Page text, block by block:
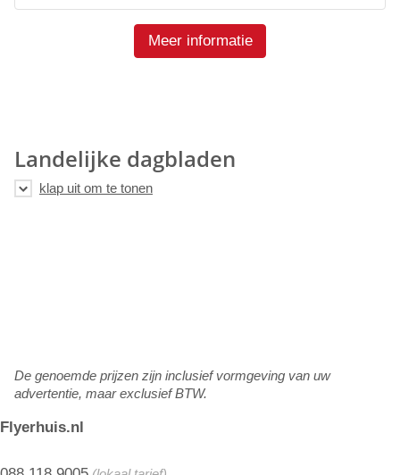
Flyerhuis.nl
Meer informatie
Landelijke dagbladen
De genoemde prijzen zijn inclusief vormgeving van uw
advertentie, maar exclusief BTW.